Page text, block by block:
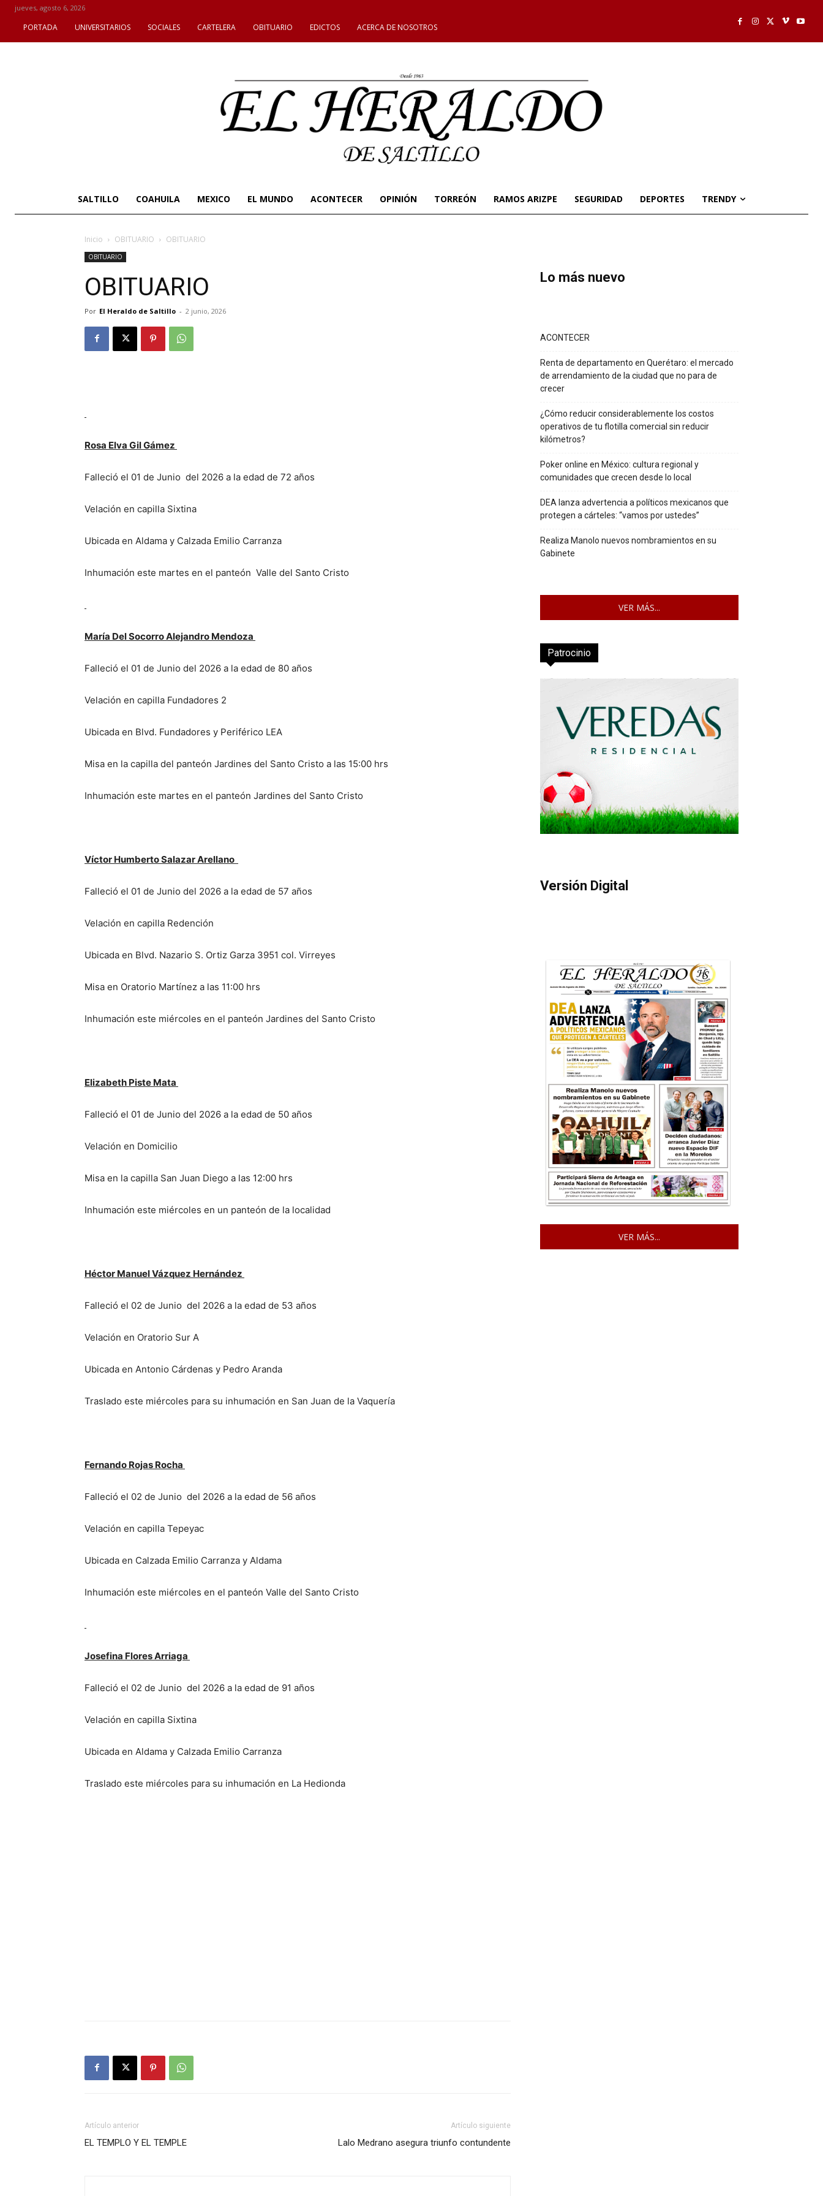
jueves, agosto 6, 2026
PORTADA UNIVERSITARIOS SOCIALES CARTELERA OBITUARIO EDICTOS ACERCA DE NOSOTROS
SALTILLO COAHUILA MEXICO EL MUNDO ACONTECER OPINIÓN TORREÓN RAMOS ARIZPE SEGURIDAD DEPORTES TRENDY
Inicio OBITUARIO OBITUARIO
OBITUARIO
OBITUARIO
Por El Heraldo de Saltillo - 2 junio, 2026
Rosa Elva Gil Gámez
Falleció el 01 de Junio del 2026 a la edad de 72 años
Velación en capilla Sixtina
Ubicada en Aldama y Calzada Emilio Carranza
Inhumación este martes en el panteón Valle del Santo Cristo
María Del Socorro Alejandro Mendoza
Falleció el 01 de Junio del 2026 a la edad de 80 años
Velación en capilla Fundadores 2
Ubicada en Blvd. Fundadores y Periférico LEA
Misa en la capilla del panteón Jardines del Santo Cristo a las 15:00 hrs
Inhumación este martes en el panteón Jardines del Santo Cristo
Víctor Humberto Salazar Arellano
Falleció el 01 de Junio del 2026 a la edad de 57 años
Velación en capilla Redención
Ubicada en Blvd. Nazario S. Ortiz Garza 3951 col. Virreyes
Misa en Oratorio Martínez a las 11:00 hrs
Inhumación este miércoles en el panteón Jardines del Santo Cristo
Elizabeth Piste Mata
Falleció el 01 de Junio del 2026 a la edad de 50 años
Velación en Domicilio
Misa en la capilla San Juan Diego a las 12:00 hrs
Inhumación este miércoles en un panteón de la localidad
Héctor Manuel Vázquez Hernández
Falleció el 02 de Junio del 2026 a la edad de 53 años
Velación en Oratorio Sur A
Ubicada en Antonio Cárdenas y Pedro Aranda
Traslado este miércoles para su inhumación en San Juan de la Vaquería
Fernando Rojas Rocha
Falleció el 02 de Junio del 2026 a la edad de 56 años
Velación en capilla Tepeyac
Ubicada en Calzada Emilio Carranza y Aldama
Inhumación este miércoles en el panteón Valle del Santo Cristo
Josefina Flores Arriaga
Falleció el 02 de Junio del 2026 a la edad de 91 años
Velación en capilla Sixtina
Ubicada en Aldama y Calzada Emilio Carranza
Traslado este miércoles para su inhumación en La Hedionda
Artículo anterior
EL TEMPLO Y EL TEMPLE
Artículo siguiente
Lalo Medrano asegura triunfo contundente
Lo más nuevo
ACONTECER
Renta de departamento en Querétaro: el mercado
de arrendamiento de la ciudad que no para de
crecer
¿Cómo reducir considerablemente los costos
operativos de tu flotilla comercial sin reducir
kilómetros?
Poker online en México: cultura regional y
comunidades que crecen desde lo local
DEA lanza advertencia a políticos mexicanos que
protegen a cárteles: “vamos por ustedes”
Realiza Manolo nuevos nombramientos en su
Gabinete
VER MÁS...
Patrocinio
Versión Digital
VER MÁS...